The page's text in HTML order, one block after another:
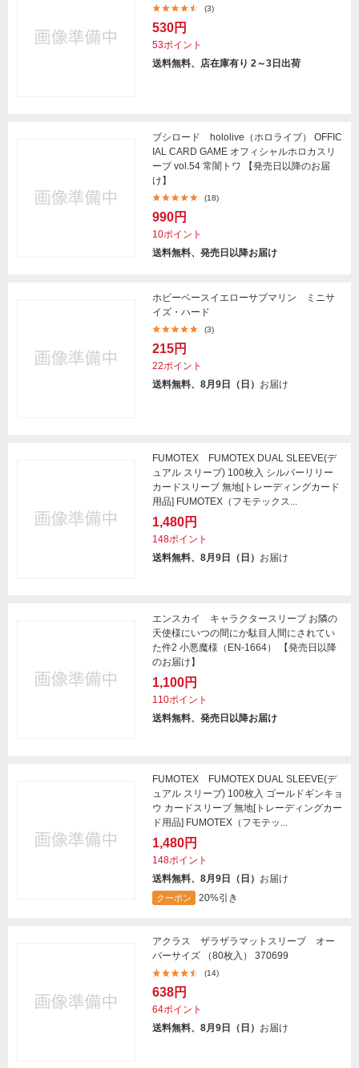
(3)
530円
53ポイント
送料無料、店在庫有り 2～3日出荷
ブシロード hololive（ホロライブ） OFFIC
IAL CARD GAME オフィシャルホロカスリ
ーブ vol.54 常闇トワ 【発売日以降のお届
け】
(18)
990円
10ポイント
送料無料、発売日以降お届け
ホビーベースイエローサブマリン ミニサ
イズ・ハード
(3)
215円
22ポイント
送料無料、8月9日（日） お届け
FUMOTEX FUMOTEX DUAL SLEEVE(デ
ュアル スリーブ) 100枚入 シルバーリリー
カードスリーブ 無地[トレーディングカード
用品] FUMOTEX（フモテックス...
1,480円
148ポイント
送料無料、8月9日（日） お届け
エンスカイ キャラクタースリーブ お隣の
天使様にいつの間にか駄目人間にされてい
た件2 小悪魔様（EN-1664） 【発売日以降
のお届け】
1,100円
110ポイント
送料無料、発売日以降お届け
FUMOTEX FUMOTEX DUAL SLEEVE(デ
ュアル スリーブ) 100枚入 ゴールドギンキョ
ウ カードスリーブ 無地[トレーディングカー
ド用品] FUMOTEX（フモテッ...
1,480円
148ポイント
送料無料、8月9日（日） お届け
クーポン 20%引き
アクラス ザラザラマットスリーブ オー
バーサイズ （80枚入） 370699
(14)
638円
64ポイント
送料無料、8月9日（日） お届け